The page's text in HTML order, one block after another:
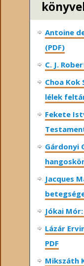
Antoine
(PDF)
C. J.
Choa
lélek
Fekete
Gárdonyi
Jacques
Jókai
Lázár
PDF
Mikszáth